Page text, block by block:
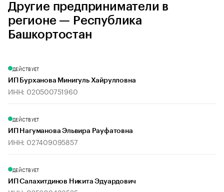
Другие предприниматели в
регионе — Республика
Башкортостан
ДЕЙСТВУЕТ
ИП Бурханова Минигуль Хайрулловна
ИНН: 020500751960
ДЕЙСТВУЕТ
ИП Нагуманова Эльвира Рауфатовна
ИНН: 027409095857
ДЕЙСТВУЕТ
ИП Салахитдинов Никита Эдуардович